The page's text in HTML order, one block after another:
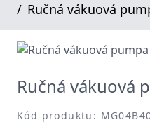
Ručná vákuová
Ručná vákuová
Kód produktu: